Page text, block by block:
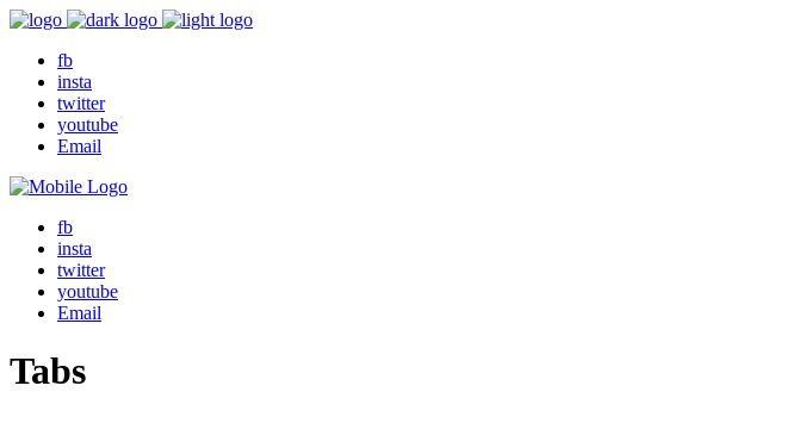
fb
insta
twitter
youtube
Email
fb
insta
twitter
youtube
Email
Tabs